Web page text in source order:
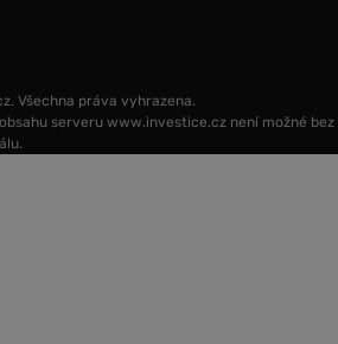
Všechna práva vyhrazena.
serveru www.investice.cz není možné bez